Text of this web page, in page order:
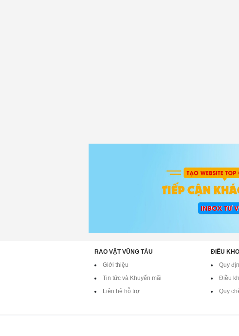
RAO VẶT VŨNG TÀU
Giới thiệu
Tin tức và Khuyến mãi
Liên hệ hỗ trợ
ĐIỀU
Quy
Điều
Quy